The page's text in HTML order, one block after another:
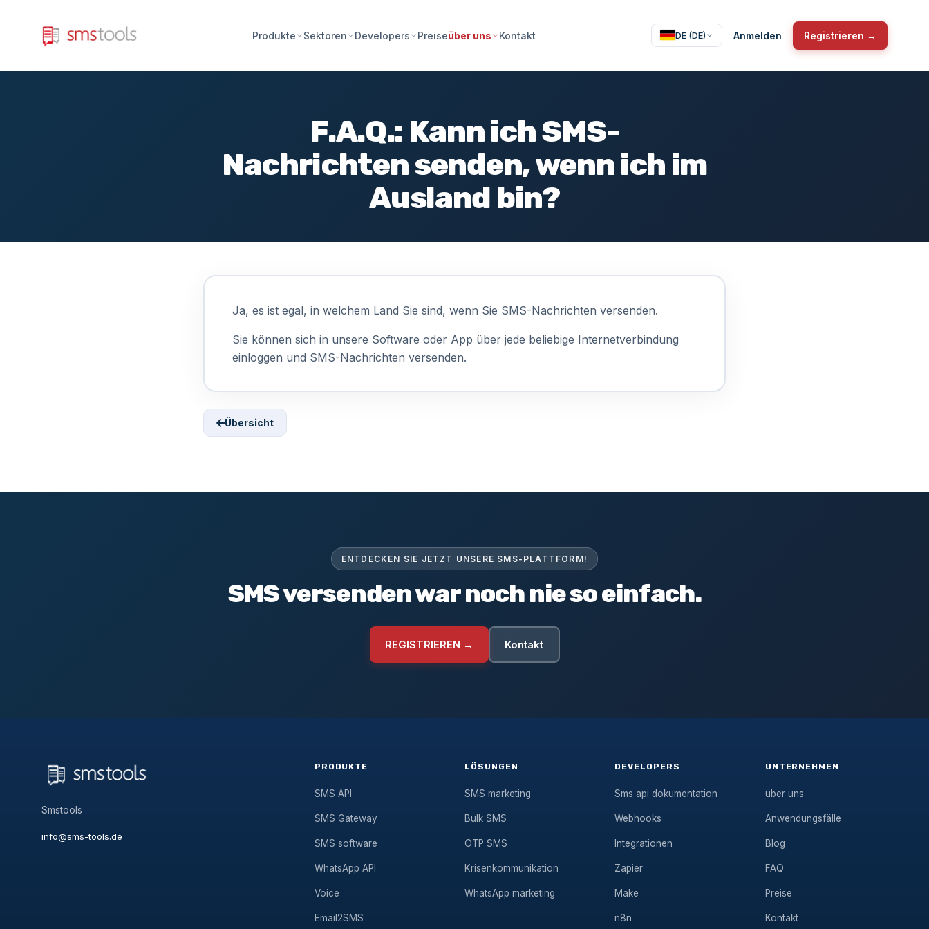
Produkte Sektoren Developers Preiseüber uns Kontakt DE (DE) Anmelden Registrieren →
F.A.Q.: Kann ich SMS-
Nachrichten senden, wenn ich im
Ausland bin?
Ja, es ist egal, in welchem Land Sie sind, wenn Sie SMS-Nachrichten versenden.
Sie können sich in unsere Software oder App über jede beliebige Internetverbindung
einloggen und SMS-Nachrichten versenden.
Übersicht
ENTDECKEN SIE JETZT UNSERE SMS-PLATTFORM!
SMS versenden war noch nie so einfach.
REGISTRIEREN → Kontakt
Smstools
info@sms-tools.de
PRODUKTE
SMS API
SMS Gateway
SMS software
WhatsApp API
Voice
Email2SMS
LÖSUNGEN
SMS marketing
Bulk SMS
OTP SMS
Krisenkommunikation
WhatsApp marketing
DEVELOPERS
Sms api dokumentation
Webhooks
Integrationen
Zapier
Make
n8n
UNTERNEHMEN
über uns
Anwendungsfälle
Blog
FAQ
Preise
Kontakt